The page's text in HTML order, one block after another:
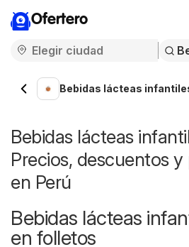
Ofertero
Bebidas lácteas
Bebidas lácteas
Precios, descuentos
en Perú
Bebidas lácteas
en folletos